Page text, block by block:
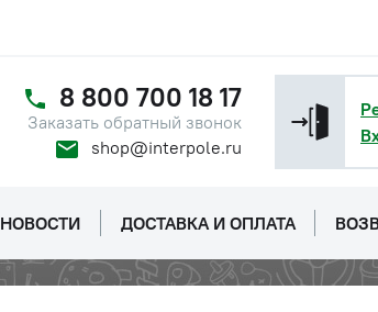
8 800 700 18 17
Заказать обратный звонок
shop@interpole.ru
НОВОСТИ ДОСТАВКА И ОПЛАТА